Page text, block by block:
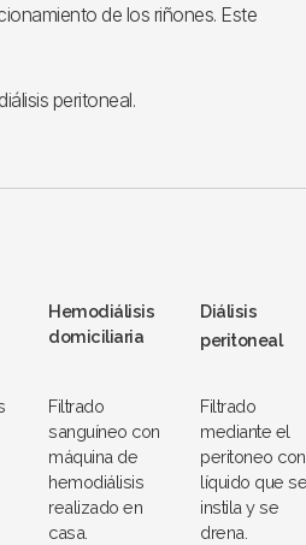
de los riñones. Este
peritoneal.
Hemodiálisis
domiciliaria
Diálisis
peritoneal
Filtrado
sanguíneo con
máquina de
hemodiálisis
realizado en
casa.
Filtrado
mediante el
peritoneo con
líquido que se
instila y se
drena.